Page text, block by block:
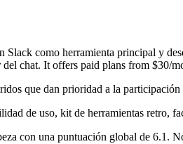
como herramienta principal y
del chat. It offers paid plans from $30/
que dan prioridad a la
de uso, kit de herramientas retro,
con una puntuación global de 6.1.